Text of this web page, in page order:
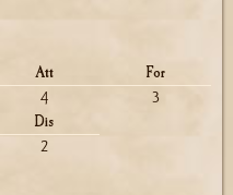
Att
4
For
3
Dis
2